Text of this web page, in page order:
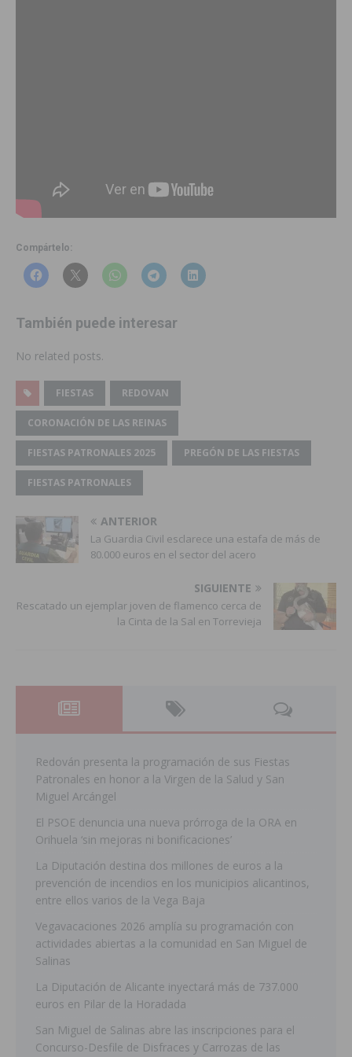
Compártelo:
También puede interesar
No related posts.
FIESTAS REDOVAN
CORONACIÓN DE LAS REINAS
FIESTAS PATRONALES 2025 PREGÓN DE LAS FIESTAS
FIESTAS PATRONALES
ANTERIOR
La Guardia Civil esclarece una estafa de más de
80.000 euros en el sector del acero
SIGUIENTE
Rescatado un ejemplar joven de flamenco cerca de
la Cinta de la Sal en Torrevieja
Redován presenta la programación de sus Fiestas
Patronales en honor a la Virgen de la Salud y San
Miguel Arcángel
El PSOE denuncia una nueva prórroga de la ORA en
Orihuela ‘sin mejoras ni bonificaciones’
La Diputación destina dos millones de euros a la
prevención de incendios en los municipios alicantinos,
entre ellos varios de la Vega Baja
Vegavacaciones 2026 amplía su programación con
actividades abiertas a la comunidad en San Miguel de
Salinas
La Diputación de Alicante inyectará más de 737.000
euros en Pilar de la Horadada
San Miguel de Salinas abre las inscripciones para el
Concurso-Desfile de Disfraces y Carrozas de las